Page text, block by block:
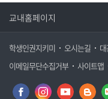
교내홈페이지
학생인권지키미 오시는길
이메일무단수집거부
사이트맵
페이스북인스타그램
유튜브신문방